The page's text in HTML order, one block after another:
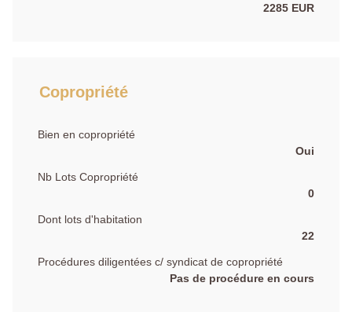
2285 EUR
Copropriété
Bien en copropriété
Oui
Nb Lots Copropriété
0
Dont lots d'habitation
22
Procédures diligentées c/ syndicat de copropriété
Pas de procédure en cours